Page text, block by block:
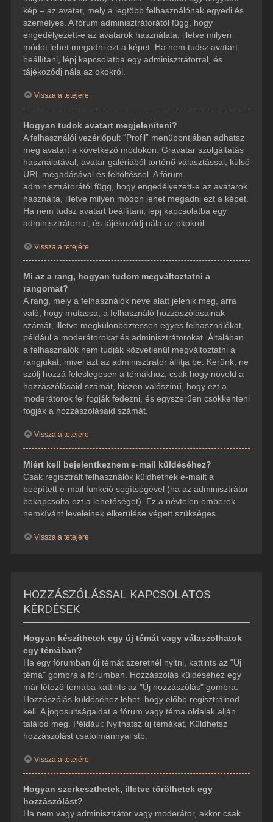
kép – az avatar, mely a legtöbb felhasználónak egyedi és
személyes. A fórum adminisztrátorától függ, hogy
engedélyezett-e az avatarok használata, illetve milyen
módot lehet megadni ezt a képet. Ha nem tudsz avatart
beállítani, lépj kapcsolatba egy adminisztrátorral, és
tájékozódj nála az okokról.
Vissza a tetejére
Hogyan tudok avatart megjeleníteni?
A felhasználói vezérlőpult “Profil” menüpontjában adhatsz
meg avatart a következő módokon: Gravatar szolgáltatás
használatával, avatar galériából történő választással, külső
URL megadásával és feltöltéssel. A fórum
adminisztrátorától függ, hogy engedélyezett-e az avatarok
használta, illetve milyen módon lehet megadni ezt a képet.
Ha nem tudsz avatart beállítani, lépj kapcsolatba egy
adminisztrátorral, és tájékozódj nála az okokról.
Vissza a tetejére
Mi az a rang, hogyan tudom megváltoztatni a
rangomat?
A rang, mely a felhasználók neve alatt jelenik meg, arra
való, hogy mutassa, a felhasználó hozzászólásainak
számát, illetve megkülönböztessen egyes felhasználókat,
például a moderátorokat és adminisztrátorokat. Általában
a felhasználók nem tudják közvetlenül megváltoztatni a
rangjukat, mivel azt az adminisztrátor állítja be. Kérünk, ne
szólj hozzá feleslegesen a témákhoz, csak hogy növeld a
hozzászólásaid számát, hiszen valószínű, hogy ezt a
moderátorok fel fogják fedezni, és egyszerűen csökkenteni
fogják a hozzászólásaid számát.
Vissza a tetejére
Miért kell bejelentkeznem e-mail küldéséhez?
Csak regisztrált felhasználók küldhetnek e-mailt a
beépített e-mail funkció segítségével (ha az adminisztrátor
bekapcsolta ezt a lehetőséget). Ez a névtelen emberek
nemkívánt leveleinek elkerülése végett szükséges.
Vissza a tetejére
HOZZÁSZÓLÁSSAL KAPCSOLATOS
KÉRDÉSEK
Hogyan készíthetek egy új témát vagy válaszolhatok
egy témában?
Ha egy fórumban új témát szeretnél nyitni, kattints az "Új
téma" gombra a fórumban. Hozzászólás küldéséhez egy
már létező témába kattints az "Új hozzászólás" gombra.
Hozzászólás küldéséhez lehet, hogy előbb regisztrálnod
kell. A jogosultságaidat a fórum vagy téma oldalak alján
találod meg. Például: Nyithatsz új témákat, Küldhetsz
hozzászólást csatolmánnyal stb.
Vissza a tetejére
Hogyan szerkeszthetek, illetve törölhetek egy
hozzászólást?
Ha nem vagy adminisztrátor vagy moderátor, akkor csak